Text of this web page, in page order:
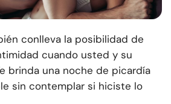
conlleva la posibilidad de
cuando usted y su
brinda una noche de picardía
sin contemplar si hiciste lo